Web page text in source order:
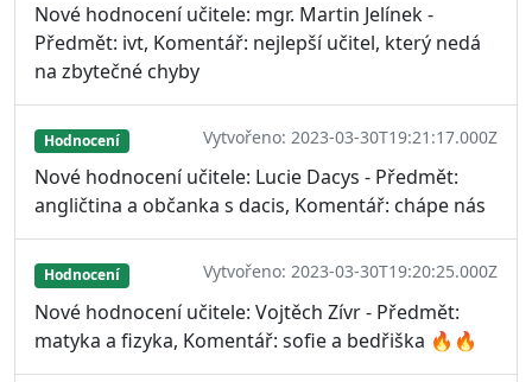
Nové hodnocení učitele: mgr. Martin Jelínek -
Předmět: ivt, Komentář: nejlepší učitel, který nedá
na zbytečné chyby
Hodnocení Vytvořeno: 2023-03-30T19:21:17.000Z
Nové hodnocení učitele: Lucie Dacys - Předmět:
angličtina a občanka s dacis, Komentář: chápe nás
Hodnocení Vytvořeno: 2023-03-30T19:20:25.000Z
Nové hodnocení učitele: Vojtěch Zívr - Předmět:
matyka a fizyka, Komentář: sofie a bedřiška 🔥🔥